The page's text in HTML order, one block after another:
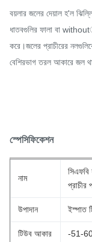
বয়লার জলের দেয়াল হ'ল
ধাতবগুলির ফালা বা
করে।জলের প্রাচীরের
বেশিরভাগ তরল আকারে জল
স্পেসিফিকেশন
নাম
প্রাচীর
উপাদান ইস্পাত
টিউব আকার -51-60